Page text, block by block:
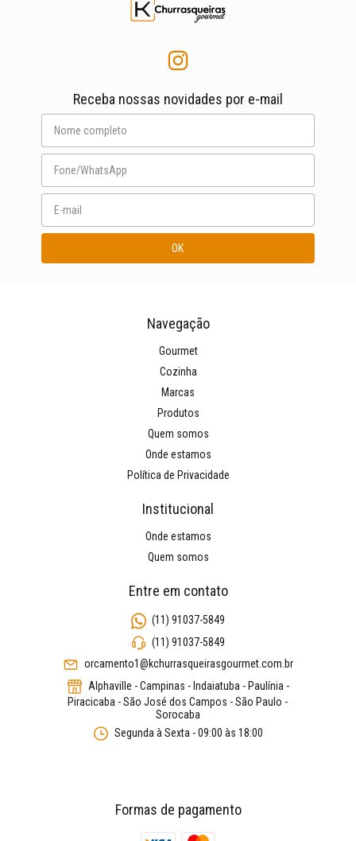
Receba nossas novidades por e-mail
Navegação
Gourmet
Cozinha
Marcas
Produtos
Quem somos
Onde estamos
Política de Privacidade
Institucional
Onde estamos
Quem somos
Entre em contato
(11) 91037-5849
(11) 91037-5849
orcamento1@kchurrasqueirasgourmet.com.br
Alphaville - Campinas - Indaiatuba - Paulínia -
Piracicaba - São José dos Campos - São Paulo -
Sorocaba
Segunda à Sexta - 09:00 às 18:00
Formas de pagamento